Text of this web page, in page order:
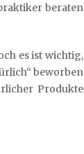
beraten
es ist wichtig,
beworben
Produkte